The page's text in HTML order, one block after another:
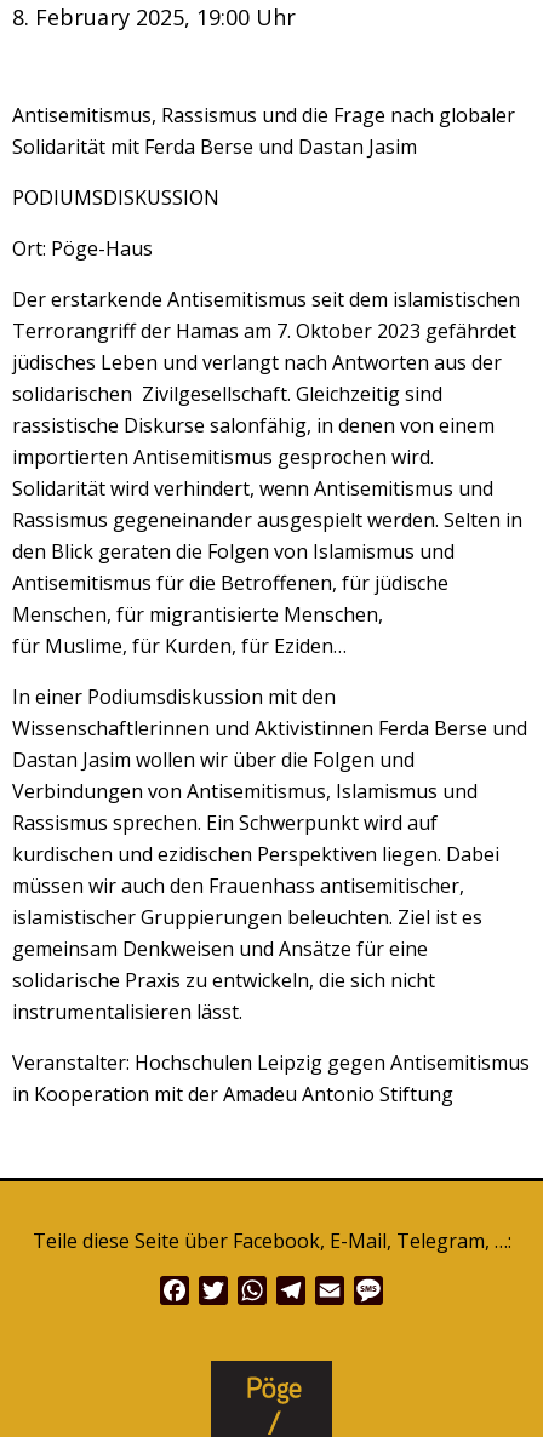
8. February 2025, 19:00 Uhr
Antisemitismus, Rassismus und die Frage nach globaler
Solidarität mit Ferda Berse und Dastan Jasim
PODIUMSDISKUSSION
Ort: Pöge-Haus
Der erstarkende Antisemitismus seit dem islamistischen
Terrorangriff der Hamas am 7. Oktober 2023 gefährdet
jüdisches Leben und verlangt nach Antworten aus der
solidarischen Zivilgesellschaft. Gleichzeitig sind
rassistische Diskurse salonfähig, in denen von einem
importierten Antisemitismus gesprochen wird.
Solidarität wird verhindert, wenn Antisemitismus und
Rassismus gegeneinander ausgespielt werden. Selten in
den Blick geraten die Folgen von Islamismus und
Antisemitismus für die Betroffenen, für jüdische
Menschen, für migrantisierte Menschen,
für Muslime, für Kurden, für Eziden…
In einer Podiumsdiskussion mit den
Wissenschaftlerinnen und Aktivistinnen Ferda Berse und
Dastan Jasim wollen wir über die Folgen und
Verbindungen von Antisemitismus, Islamismus und
Rassismus sprechen. Ein Schwerpunkt wird auf
kurdischen und ezidischen Perspektiven liegen. Dabei
müssen wir auch den Frauenhass antisemitischer,
islamistischer Gruppierungen beleuchten. Ziel ist es
gemeinsam Denkweisen und Ansätze für eine
solidarische Praxis zu entwickeln, die sich nicht
instrumentalisieren lässt.
Veranstalter: Hochschulen Leipzig gegen Antisemitismus
in Kooperation mit der Amadeu Antonio Stiftung
Teile diese Seite über Facebook, E-Mail, Telegram, …:
FacebookTwitterWhatsApp
Telegram
Email